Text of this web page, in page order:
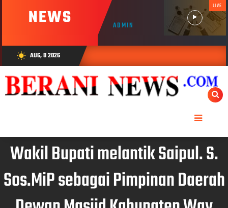
NEWS ADMIN
LIVE
wb_sunny AUG, 8 2026
Wakil Bupati melantik Saipul. S.
Sos.MiP sebagai Pimpinan Daerah